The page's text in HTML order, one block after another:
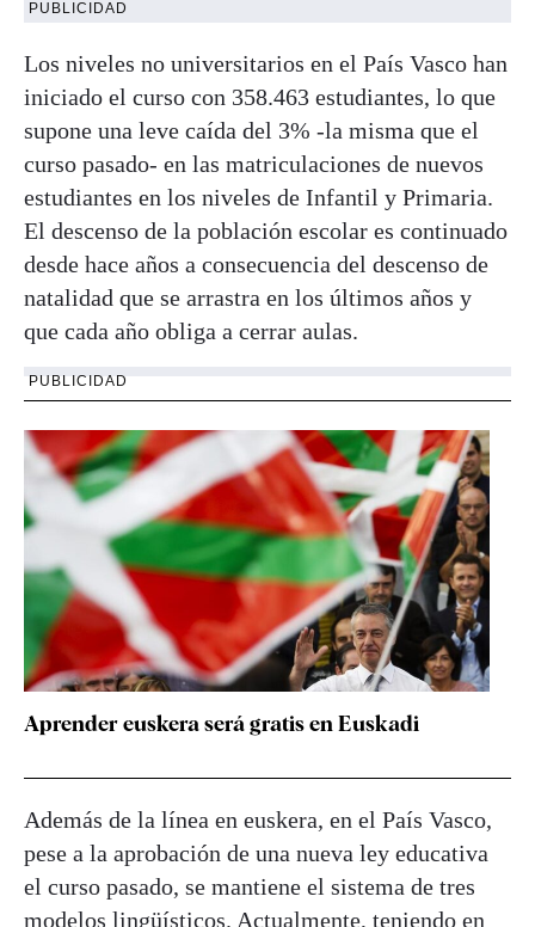
PUBLICIDAD
Los niveles no universitarios en el País Vasco han
iniciado el curso con 358.463 estudiantes, lo que
supone una leve caída del 3% -la misma que el
curso pasado- en las matriculaciones de nuevos
estudiantes en los niveles de Infantil y Primaria.
El descenso de la población escolar es continuado
desde hace años a consecuencia del descenso de
natalidad que se arrastra en los últimos años y
que cada año obliga a cerrar aulas.
PUBLICIDAD
Aprender euskera será gratis en Euskadi
Además de la línea en euskera, en el País Vasco,
pese a la aprobación de una nueva ley educativa
el curso pasado, se mantiene el sistema de tres
modelos lingüísticos. Actualmente, teniendo en